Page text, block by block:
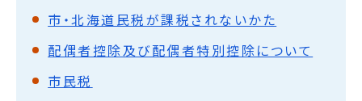
市・北海道民税が課税されないかた
配偶者控除及び配偶者特別控除について
市民税